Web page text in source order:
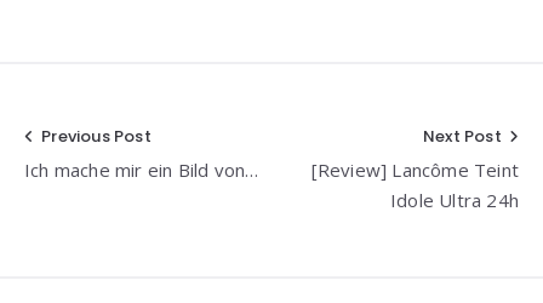
Beitragsnavigation
Previous Post
Ich mache mir ein Bild von…
Next Post
[Review] Lancôme Teint
Idole Ultra 24h